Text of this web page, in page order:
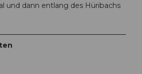
und dann entlang des Hüribachs